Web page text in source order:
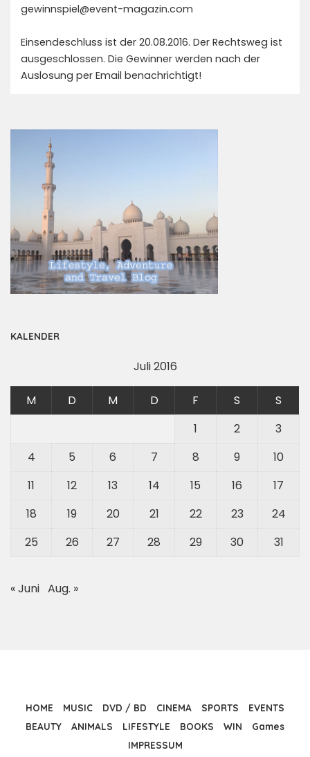
gewinnspiel@event-magazin.com
Einsendeschluss ist der 20.08.2016. Der Rechtsweg ist
ausgeschlossen. Die Gewinner werden nach der
Auslosung per Email benachrichtigt!
KALENDER
Juli 2016
M D M D F S
S
1
2
3
4
5 6 7 8 9
10
11
12 13 14 15 16
17
18
19 20 21 22 23
24
25
26 27 28 29 30 31
« Juni Aug. »
HOME MUSIC DVD / BD CINEMA SPORTS
EVENTS
BEAUTY
ANIMALS LIFESTYLE BOOKS WIN
Games
IMPRESSUM